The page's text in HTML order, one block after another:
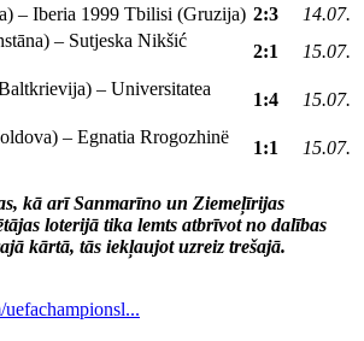
– Iberia 1999 Tbilisi (Gruzija) 2:3
14.07.
– Sutjeska Nikšić
2:1
15.07.
– Universitatea
1:4
15.07.
– Egnatia Rrogozhinë
1:1 15.07.
kā arī Sanmarīno un Ziemeļīrijas
loterijā tika lemts atbrīvot no dalības
kārtā, tās iekļaujot uzreiz trešajā.